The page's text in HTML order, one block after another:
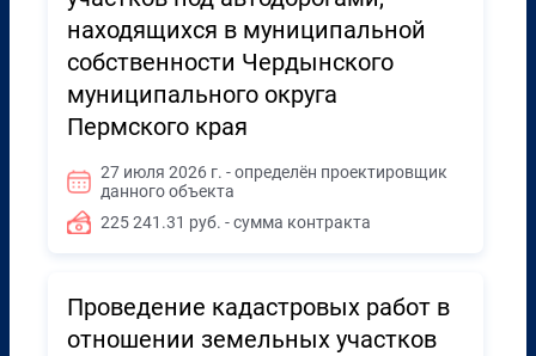
находящихся в муниципальной
собственности Чердынского
муниципального округа
Пермского края
27 июля 2026 г. - определён проектировщик
данного объекта
225 241.31 руб. - сумма контракта
Проведение кадастровых работ в
отношении земельных участков